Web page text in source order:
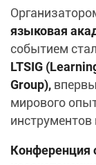
языковая
событием
LTSIG
Group),
мирового
инструментов
Конференция